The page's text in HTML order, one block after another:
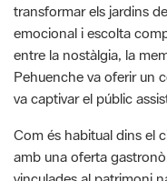
Pehuenche va oferir un
va captivar el públic
Com és habitual dins el
amb una oferta
vinculades al patrimoni
reforçant així el vincle
Parcs en concert és un